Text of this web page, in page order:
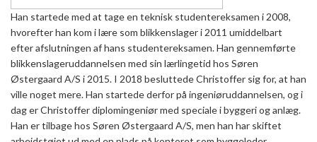
Han startede med at tage en teknisk studentereksamen i 2008,
hvorefter han kom i lære som blikkenslager i 2011 umiddelbart
efter afslutningen af hans studentereksamen. Han gennemførte
blikkenslageruddannelsen med sin lærlingetid hos Søren
Østergaard A/S i 2015. I 2018 besluttede Christoffer sig for, at han
ville noget mere. Han startede derfor på ingeniøruddannelsen, og i
dag er Christoffer diplomingeniør med speciale i byggeri og anlæg.
Han er tilbage hos Søren Østergaard A/S, men han har skiftet